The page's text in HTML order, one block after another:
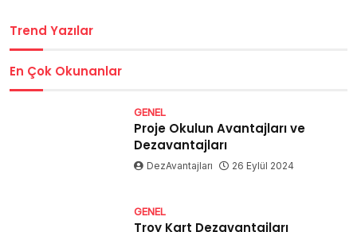
Trend Yazılar
En Çok Okunanlar
GENEL
Proje Okulun Avantajları ve
Dezavantajları
DezAvantajları 26 Eylül 2024
GENEL
Troy Kart Dezavantajları